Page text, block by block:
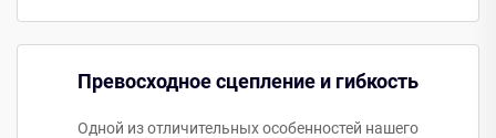
Превосходное сцепление и гибкость
Одной из отличительных особенностей нашего